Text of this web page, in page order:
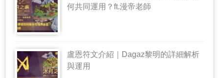
何共同運用？ft.漫帝老師
盧恩符文介紹｜Dagaz黎明的詳細解析
與運用